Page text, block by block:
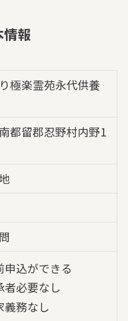
報
極楽霊苑永代供養
都留郡忍野村内野1
申込ができる
者必要なし
義務なし